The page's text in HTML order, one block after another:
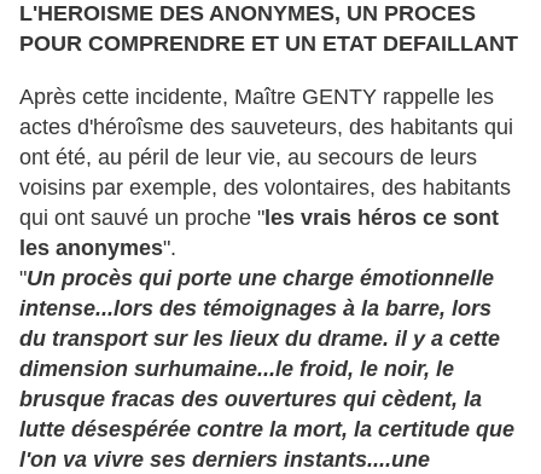
L'HEROISME DES ANONYMES, UN PROCES
POUR COMPRENDRE ET UN ETAT DEFAILLANT
Après cette incidente, Maître GENTY rappelle les
actes d'héroîsme des sauveteurs, des habitants qui
ont été, au péril de leur vie, au secours de leurs
voisins par exemple, des volontaires, des habitants
qui ont sauvé un proche " les vrais héros ce sont
les anonymes".
"Un procès qui porte une charge émotionnelle
intense...lors des témoignages à la barre, lors
du transport sur les lieux du drame. il y a cette
dimension surhumaine...le froid, le noir, le
brusque fracas des ouvertures qui cèdent, la
lutte désespérée contre la mort, la certitude que
l'on va vivre ses derniers instants....une